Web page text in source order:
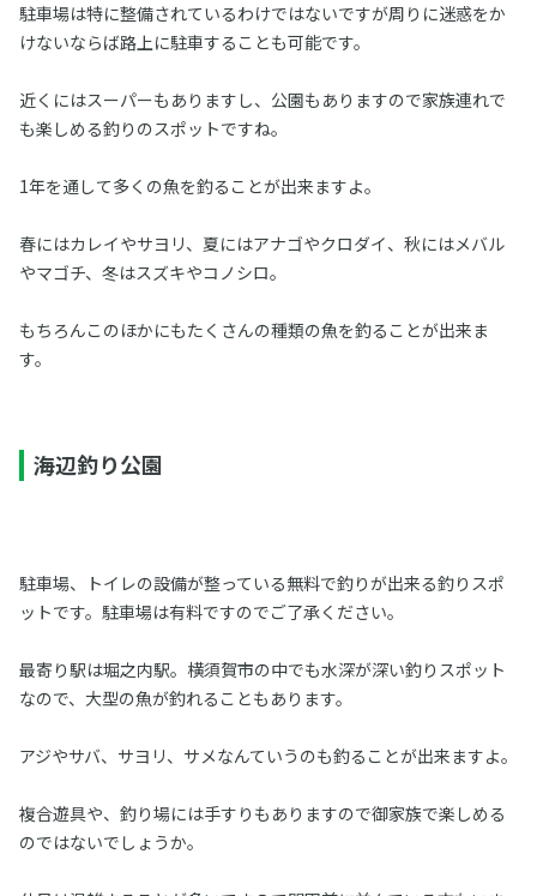
駐車場は特に整備されているわけではないですが周りに迷惑をか
けないならば路上に駐車することも可能です。
近くにはスーパーもありますし、公園もありますので家族連れで
も楽しめる釣りのスポットですね。
1年を通して多くの魚を釣ることが出来ますよ。
春にはカレイやサヨリ、夏にはアナゴやクロダイ、秋にはメバル
やマゴチ、冬はスズキやコノシロ。
もちろんこのほかにもたくさんの種類の魚を釣ることが出来ま
す。
海辺釣り公園
駐車場、トイレの設備が整っている無料で釣りが出来る釣りスポ
ットです。駐車場は有料ですのでご了承ください。
最寄り駅は堀之内駅。横須賀市の中でも水深が深い釣りスポット
なので、大型の魚が釣れることもあります。
アジやサバ、サヨリ、サメなんていうのも釣ることが出来ますよ。
複合遊具や、釣り場には手すりもありますので御家族で楽しめる
のではないでしょうか。